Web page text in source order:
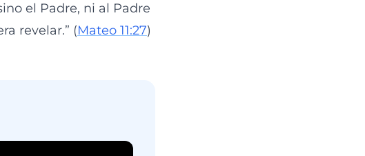
el Padre, ni al Padre
revelar.” (Mateo 11:27)